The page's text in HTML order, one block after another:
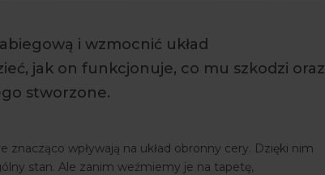
i wzmocnić układ
jak on funkcjonuje, co mu szkodzi oraz
stworzone.
wpływają na układ obronny cery. Dzięki nim
stan. Ale zanim weźmiemy je na tapetę,